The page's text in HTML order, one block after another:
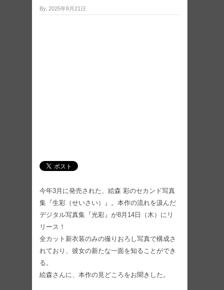
By, 2025年8月21日
今年3月に発売された、絵森 彩のセカンド写真
集『生彩（せいさい）』。本作の流れを汲んだ
デジタル写真集『光彩』が8月14日（木）にリ
リース！
全カット新衣装のみの撮りおろし写真で構成さ
れており、彼女の新たな一面を知ることができ
る。
絵森さんに、本作の見どころをお聞きした。